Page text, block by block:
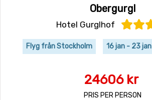
Obergurgl
Hotel Gurglhof
Flyg från Stockholm 16 jan - 23 jan
24606 kr
PRIS PER PERSON